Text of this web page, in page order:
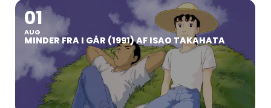
01
AUG
MINDER FRA I GÅR (1991) AF ISAO TAKAHATA